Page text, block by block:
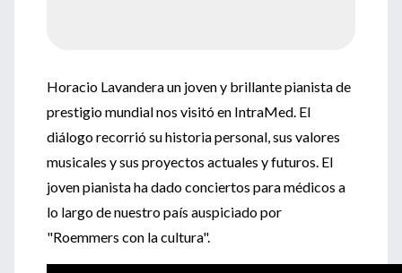
Horacio Lavandera un joven y brillante pianista de
prestigio mundial nos visitó en IntraMed. El
diálogo recorrió su historia personal, sus valores
musicales y sus proyectos actuales y futuros. El
joven pianista ha dado conciertos para médicos a
lo largo de nuestro país auspiciado por
"Roemmers con la cultura".